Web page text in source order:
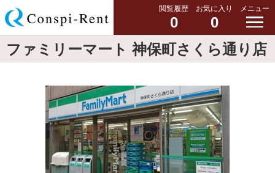
閲覧履歴
0
お気に入り
0
メニュー
ファミリーマート 神保町さくら通り店